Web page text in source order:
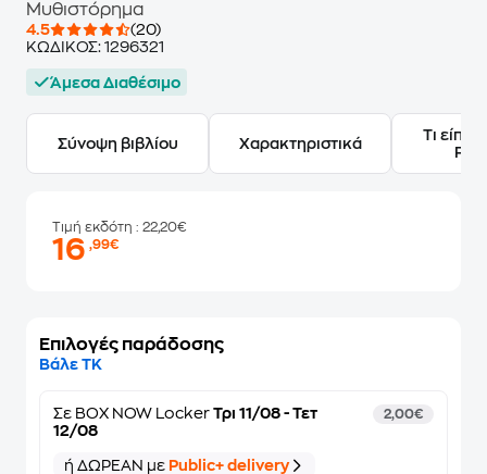
Μυθιστόρημα
4.5
(20)
ΚΩΔΙΚΟΣ: 1296321
Άμεσα Διαθέσιμο
Σύνοψη βιβλίου Χαρακτηριστικά
Τι
Τιμή εκδότη : 22,20€
16,99€
Επιλογές παράδοσης
Βάλε ΤΚ
Σε BOX NOW Locker Τρι 11/08 - Τετ
12/08
2,00€
ή ΔΩΡΕΑΝ με Public+ delivery